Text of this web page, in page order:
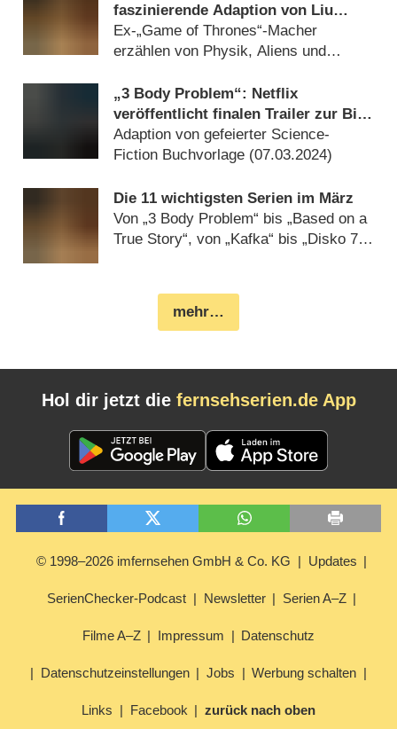
faszinierende Adaption von Liu
Cixins SF-Bestseller – Review
Ex-„Game of Thrones“-Macher
erzählen von Physik, Aliens und
„3 Body Problem“: Netflix
veröffentlicht finalen Trailer zur Big-
Budget-Produktion der „Game of
Thrones“-Macher
Adaption von gefeierter Science-
Fiction Buchvorlage (07.03.2024)
Die 11 wichtigsten Serien im März
Von „3 Body Problem“ bis „Based on a
True Story“, von „Kafka“ bis „Disko 76“
mehr…
Hol dir jetzt die fernsehserien.de App
© 1998–2026 imfernsehen GmbH & Co. KG Updates
SerienChecker-Podcast Newsletter Serien A–Z
Filme A–Z Impressum Datenschutz
Datenschutzeinstellungen Jobs Werbung schalten
Links Facebook zurück nach oben